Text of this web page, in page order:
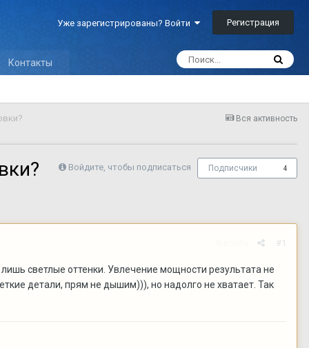
Уже зарегистрированы? Войти Регистрация
Контакты
Вся активность
Войдите, чтобы подписаться Подписчики 4
#1
светлые оттенки. Увлечение мощности результата не
детали, прям не дышим))), но надолго не хватает. Так